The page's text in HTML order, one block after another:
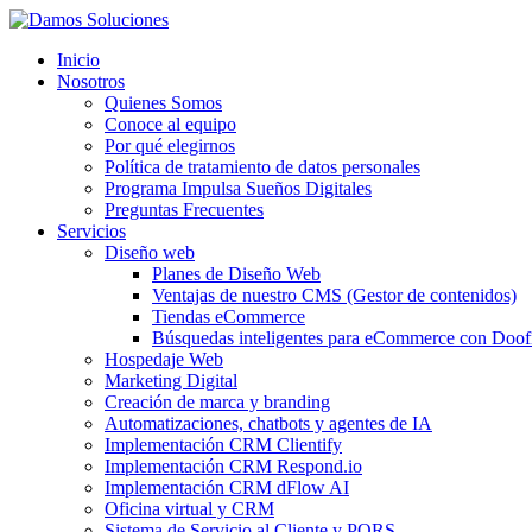
Inicio
Nosotros
Quienes Somos
Conoce al equipo
Por qué elegirnos
Política de tratamiento de datos personales
Programa Impulsa Sueños Digitales
Preguntas Frecuentes
Servicios
Diseño web
Planes de Diseño Web
Ventajas de nuestro CMS (Gestor de contenidos)
Tiendas eCommerce
Búsquedas inteligentes para eCommerce con
Hospedaje Web
Marketing Digital
Creación de marca y branding
Automatizaciones, chatbots y agentes de IA
Implementación CRM Clientify
Implementación CRM Respond.io
Implementación CRM dFlow AI
Oficina virtual y CRM